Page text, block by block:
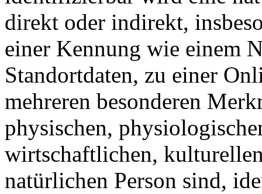
direkt oder indirekt,
einer Kennung wie einem
Standortdaten, zu einer
mehreren besonderen
physischen,
wirtschaftlichen,
natürlichen Person sind,